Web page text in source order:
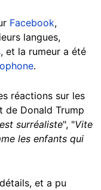
Facebook,
langues,
, et la rumeur a été
.
réactions sur les
de Donald Trump
surréaliste", "Vite
les enfants qui
et a pu